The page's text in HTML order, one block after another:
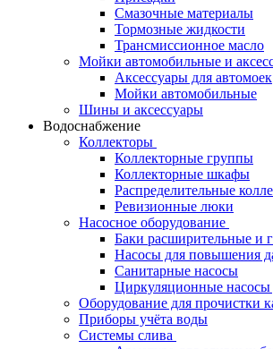
Смазочные материалы
Тормозные жидкости
Трансмиссионное масло
Мойки автомобильные и
Аксессуары для автомоек
Мойки автомобильные
Шины и аксессуары
Водоснабжение
Коллекторы
Коллекторные группы
Коллекторные шкафы
Распределительные
Ревизионные люки
Насосное оборудование
Баки расширительные и
Насосы для повышения
Санитарные насосы
Циркуляционные насосы
Оборудование для прочистки
Приборы учёта воды
Системы слива